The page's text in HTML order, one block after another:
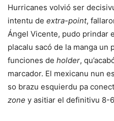
Hurricanes volvió ser
intentu de extra-point,
Ángel Vicente, pudo prindar
placalu sacó de la manga un
funciones de holder,
marcador. El mexicanu nun
so brazu esquierdu pa
zone y asitiar el definitivu 8-